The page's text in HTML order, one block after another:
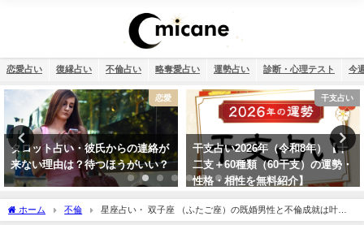
恋愛占い 復縁占い 不倫占い 略奪愛占い 運勢占い 診断・心理テスト 今
干支占い
干支占い2026年（令和8年）【十
二支＋60種類（60干支）の運勢・
性格・相性を無料紹介】
四柱推命・日柱(干支）
四柱推命で占う2026年のあなたの
運勢【生年月日で無料鑑定】
ホーム 不倫
星座占い・ 双子座 （ふたご座）の既婚男性と不倫成就は叶え